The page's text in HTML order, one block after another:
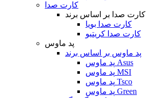
کارت صدا
کارت صدا بر اساس برند
کارت صدا بویا
کارت صدا کریتیو
پد ماوس
پد ماوس بر اساس برند
پد ماوس Asus
پد ماوس MSI
پد ماوس Tsco
پد ماوس Green